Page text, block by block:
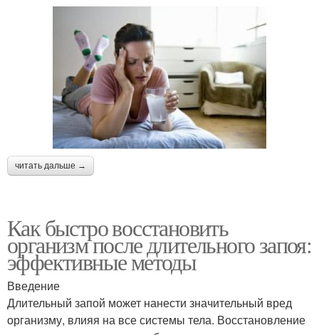
читать дальше →
Как быстро восстановить
организм после длительного запоя:
эффективные методы
Введение
Длительный запой может нанести значительный вред
организму, влияя на все системы тела. Восстановление